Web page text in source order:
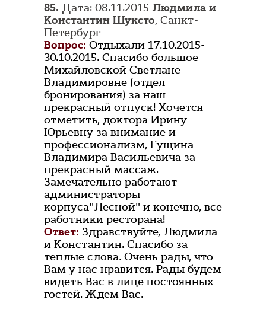
85. Дата: 08.11.2015 Людмила и
Константин Шуксто, Санкт-
Петербург
Вопрос: Отдыхали 17.10.2015-
30.10.2015. Спасибо большое
Михайловской Светлане
Владимировне (отдел
бронирования) за наш
прекрасный отпуск! Хочется
отметить, доктора Ирину
Юрьевну за внимание и
профессионализм, Гущина
Владимира Васильевича за
прекрасный массаж.
Замечательно работают
администраторы
корпуса"Лесной" и конечно, все
работники ресторана!
Ответ: Здравствуйте, Людмила
и Константин. Спасибо за
теплые слова. Очень рады, что
Вам у нас нравится. Рады будем
видеть Вас в лице постоянных
гостей. Ждем Вас.